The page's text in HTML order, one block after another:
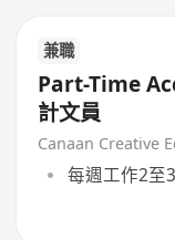
兼職
Part-Time
計文員
Canaan Creative
每週工作2至